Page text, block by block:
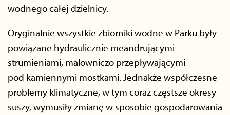
wodnego całej dzielnicy.
Oryginalnie wszystkie zbiorniki wodne w Parku były
powiązane hydraulicznie meandrującymi
strumieniami, malowniczo przepływającymi
pod kamiennymi mostkami. Jednakże współczesne
problemy klimatyczne, w tym coraz częstsze okresy
suszy, wymusiły zmianę w sposobie gospodarowania